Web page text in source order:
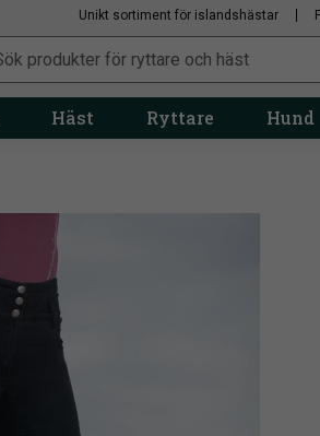
Unikt sortiment för islandshästar
Häst Ryttare Hund